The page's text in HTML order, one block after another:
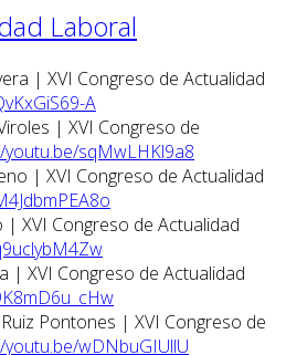
Laboral
| XVI Congreso de Actualidad
A
| XVI Congreso de
youtu.be/sqMwLHKl9a8
| XVI Congreso de Actualidad
XVI Congreso de Actualidad
| XVI Congreso de Actualidad
Pontones | XVI Congreso de
youtu.be/wDNbuGIUllU